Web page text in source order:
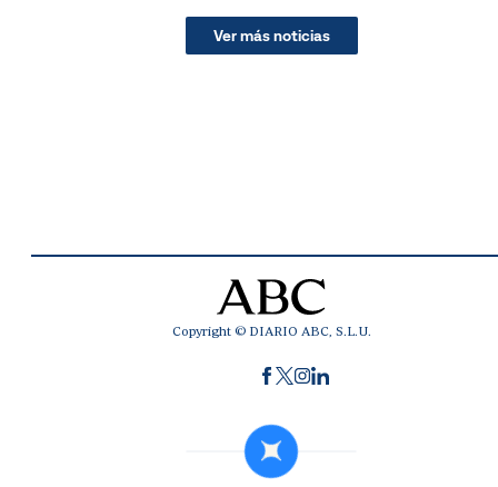
Ver más noticias
Copyright © DIARIO ABC, S.L.U.